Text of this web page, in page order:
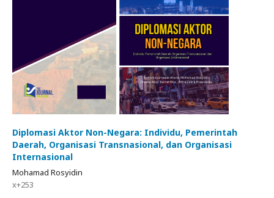
Diplomasi Aktor Non-Negara: Individu, Pemerintah
Daerah, Organisasi Transnasional, dan Organisasi
Internasional
Mohamad Rosyidin
x+253